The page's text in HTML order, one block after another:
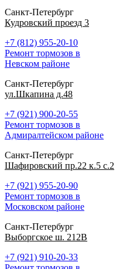
Санкт-Петербург
Кудровский проезд 3
+7 (812) 955-20-10
Ремонт тормозов в
Невском районе
Санкт-Петербург
ул.Шкапина д.48
+7 (921) 900-20-55
Ремонт тормозов в
Адмиралтейском районе
Санкт-Петербург
Шафировский пр.22 к.5 с.2
+7 (921) 955-20-90
Ремонт тормозов в
Московском районе
Санкт-Петербург
Выборгское ш. 212В
+7 (921) 910-20-33